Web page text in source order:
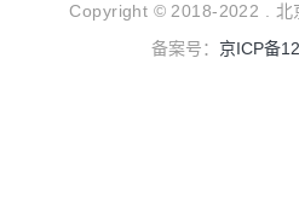
Copyright © 2018-2022 . 北
备案号： 京ICP备